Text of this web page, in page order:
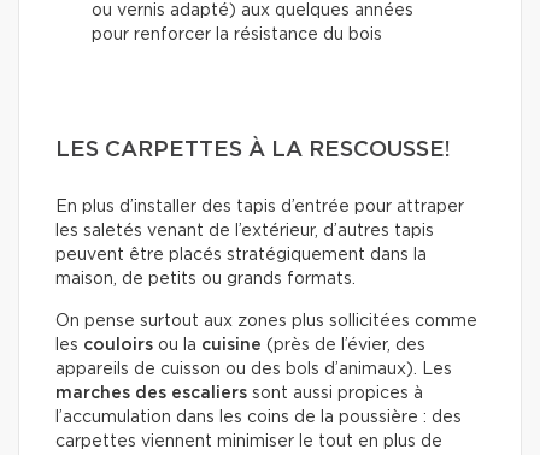
ou vernis adapté) aux quelques années
pour renforcer la résistance du bois
LES CARPETTES À LA RESCOUSSE!
En plus d’installer des tapis d’entrée pour attraper
les saletés venant de l’extérieur, d’autres tapis
peuvent être placés stratégiquement dans la
maison, de petits ou grands formats.
On pense surtout aux zones plus sollicitées comme
les couloirs ou la cuisine (près de l’évier, des
appareils de cuisson ou des bols d’animaux). Les
marches des escaliers sont aussi propices à
l’accumulation dans les coins de la poussière : des
carpettes viennent minimiser le tout en plus de